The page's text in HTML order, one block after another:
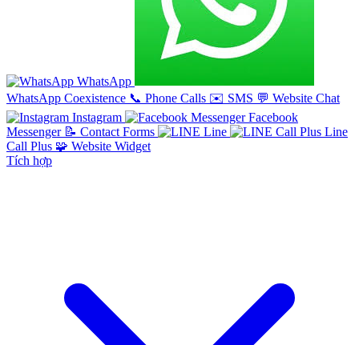
WhatsApp
WhatsApp Coexistence 📞 Phone Calls ✉️ SMS 💬 Website Chat
Instagram
Facebook
Messenger 📝 Contact Forms Line
Line
Call Plus 🧩 Website Widget
Tích hợp